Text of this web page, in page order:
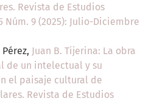
Revista de Estudios
Núm. 9 (2025): Julio-Diciembre
Juan B. Tijerina: La obra
de un intelectual y su
el paisaje cultural de
Revista de Estudios